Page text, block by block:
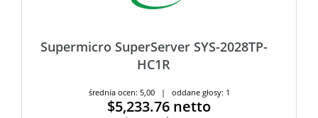
Supermicro SuperServer SYS-2028TP-
HC1R
średnia ocen: 5,00 | oddane głosy: 1
$5,233.76 netto